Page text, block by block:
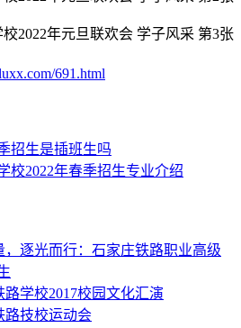
691.html
招生是插班生吗
校2022年春季招生专业介绍
，逐光而行：石家庄铁路职业高级
路学校2017校园文化汇演
路技校运动会